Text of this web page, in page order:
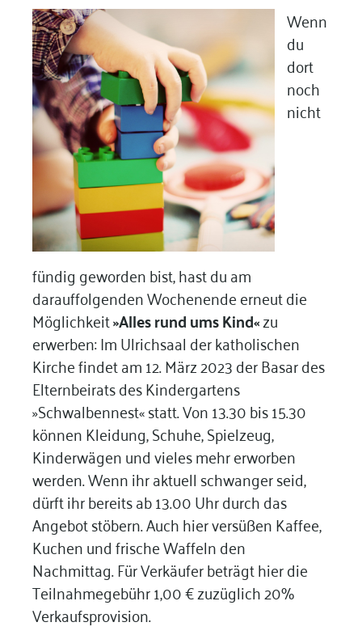
Wenn
du
dort
noch
nicht
fündig geworden bist, hast du am
darauffolgenden Wochenende erneut die
Möglichkeit»Alles rund ums Kind«zu
erwerben: Im Ulrichsaal der katholischen
Kirche findet am 12. März 2023 der Basar des
Elternbeirats des Kindergartens
»Schwalbennest« statt. Von 13.30 bis 15.30
können Kleidung, Schuhe, Spielzeug,
Kinderwägen und vieles mehr erworben
werden. Wenn ihr aktuell schwanger seid,
dürft ihr bereits ab 13.00 Uhr durch das
Angebot stöbern. Auch hier versüßen Kaffee,
Kuchen und frische Waffeln den
Nachmittag. Für Verkäufer beträgt hier die
Teilnahmegebühr 1,00 € zuzüglich 20%
Verkaufsprovision.